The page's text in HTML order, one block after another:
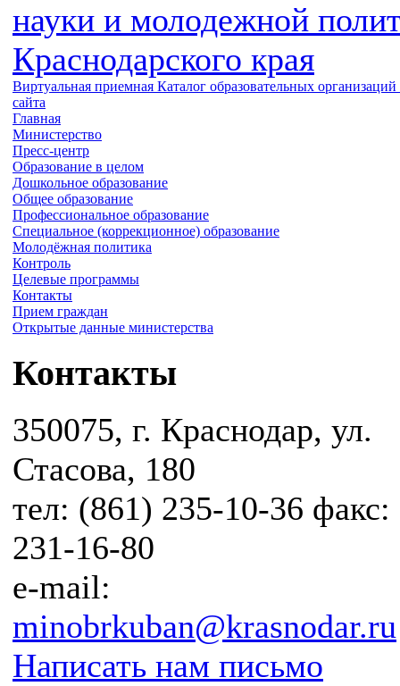
науки и молодежной
Краснодарского края
Виртуальная приемная Каталог образовательных организаций
сайта
Главная
Министерство
Пресс-центр
Образование в целом
Дошкольное образование
Общее образование
Профессиональное образование
Специальное (коррекционное) образование
Молодёжная политика
Контроль
Целевые программы
Контакты
Прием граждан
Открытые данные министерства
Контакты
350075, г. Краснодар, ул.
Стасова, 180
тел: (861) 235-10-36
231-16-80
e-mail:
minobrkuban@krasnodar.ru
Написать нам письмо